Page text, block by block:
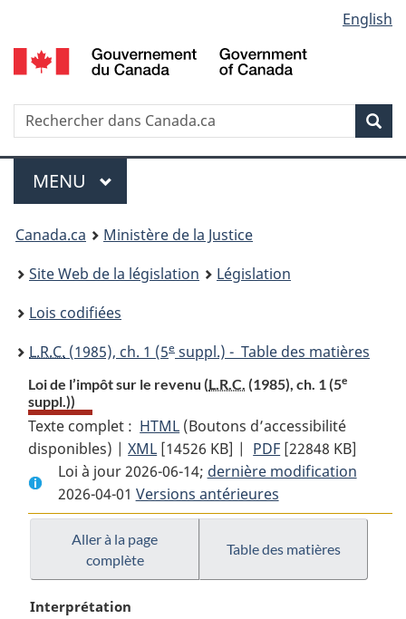
au
contenu
propos
de
la
HTML
simplifiée
selection
English
Recherche
Menu
MENU PRINCIPAL
You
are
here:
Canada.ca
Ministère de la Justice
Site Web de la législation
Législation
Lois codifiées
L.R.C. (1985), ch. 1 (5e suppl.) - Table des matières
Loi de l’impôt sur le revenu (L.R.C. (1985), ch. 1 (5e
suppl.))
Texte complet : HTML Texte
complet
:
Loi
de
le
(Boutons d’accessibilité
disponibles) |XML Texte
complet
:
Loi
de
sur
[14526 KB] | PDF Texte
complet
Loi
sur
[22848 KB]
Loi à jour 2026-06-14; dernière modification
2026-04-01 Versions antérieures
Aller à la page
complète
Table des matières
N
Interprétation